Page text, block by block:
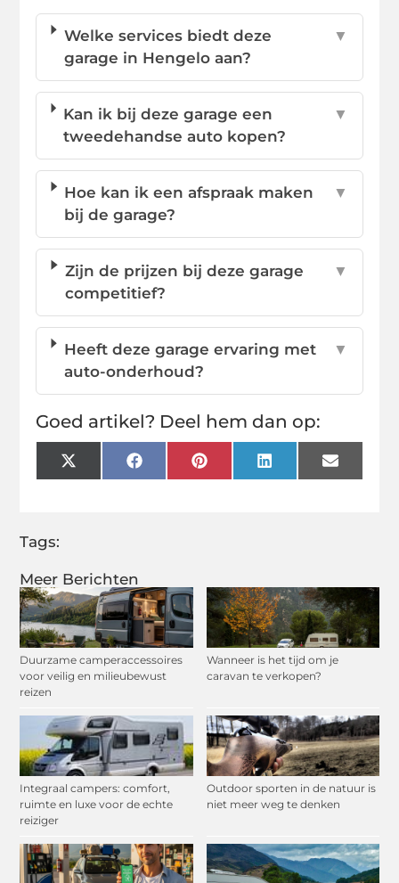
Meer Berichten
Duurzame camperaccessoires
voor veilig en milieubewust
reizen
Wanneer is het tijd om je
caravan te verkopen?
Integraal campers: comfort,
ruimte en luxe voor de echte
reiziger
Outdoor sporten in de natuur is
niet meer weg te denken
Welke services biedt deze
garage in Hengelo aan?
▼
Kan ik bij deze garage een
tweedehandse auto kopen?
▼
Hoe kan ik een afspraak maken
bij de garage?
▼
Zijn de prijzen bij deze garage
competitief?
▼
Heeft deze garage ervaring met
auto-onderhoud?
▼
Goed artikel? Deel hem dan op:
X
(Twitter)
FacebookPinterestLinkedInEmail
Tags: